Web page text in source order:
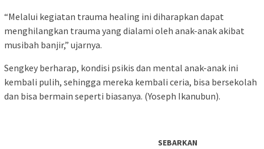
“Melalui kegiatan trauma healing ini diharapkan dapat
menghilangkan trauma yang dialami oleh anak-anak akibat
musibah banjir,” ujarnya.
Sengkey berharap, kondisi psikis dan mental anak-anak ini
kembali pulih, sehingga mereka kembali ceria, bisa bersekolah
dan bisa bermain seperti biasanya. (Yoseph Ikanubun).
SEBARKAN